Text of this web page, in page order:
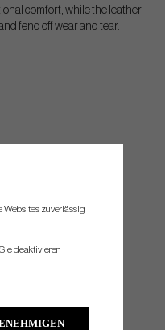
comfort, while the leather
fend off wear and tear.
Websites zuverlässig
deaktivieren